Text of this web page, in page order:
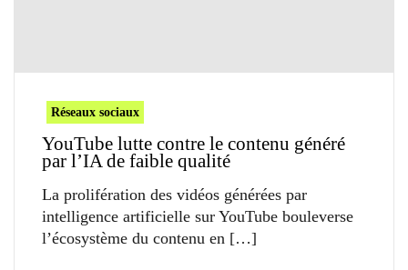
Réseaux sociaux
YouTube lutte contre le contenu généré
par l’IA de faible qualité
La prolifération des vidéos générées par
intelligence artificielle sur YouTube bouleverse
l’écosystème du contenu en